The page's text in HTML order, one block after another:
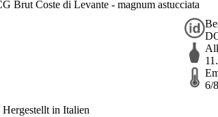
Brut Coste di Levante - magnum astucciata
6/
in Italien